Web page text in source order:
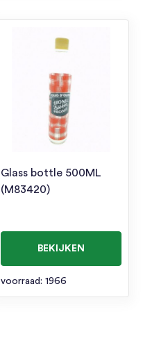
Glass bottle 500ML
(M83420)
BEKIJKEN
voorraad: 1966